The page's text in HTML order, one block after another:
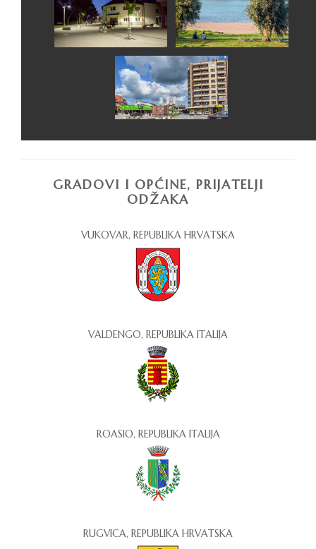
GRADOVI I OPĆINE, PRIJATELJI
ODŽAKA
VUKOVAR, REPUBLIKA HRVATSKA
VALDENGO, REPUBLIKA ITALIJA
ROASIO, REPUBLIKA ITALIJA
RUGVICA, REPUBLIKA HRVATSKA